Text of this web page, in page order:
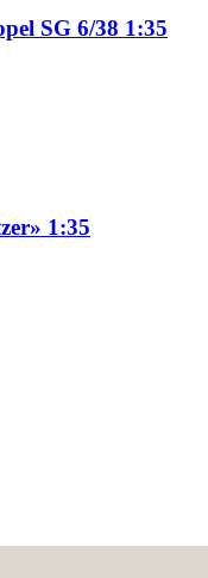
SG 6/38 1:35
1:35